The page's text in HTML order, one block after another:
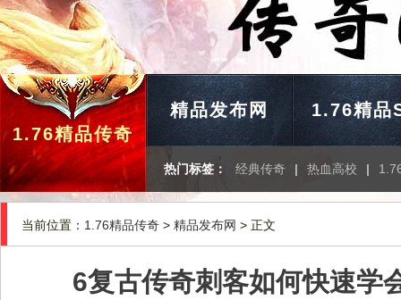
1.76精品传奇
精品发布网 1.76精品
热门标签： 经典传奇 | 热血高校 |
当前位置： 1.76精品传奇 > 精品发布网 > 正文
6复古传奇刺客如何快速学